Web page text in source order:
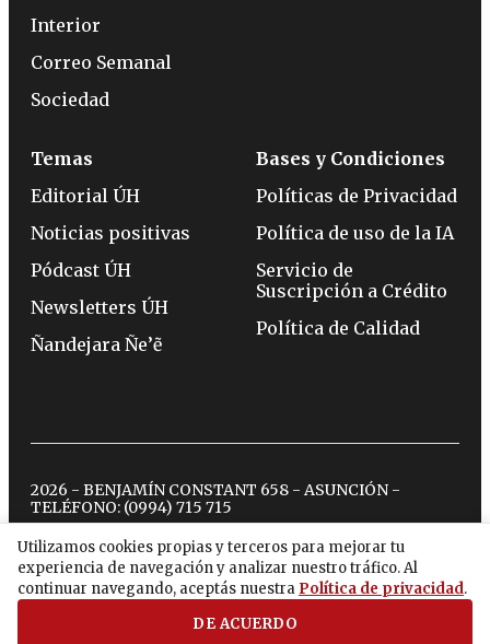
Utilizamos cookies propias y terceros para mejorar tu
experiencia de navegación y analizar nuestro tráfico. Al
continuar navegando, aceptás nuestra Política de privacidad.
DE ACUERDO
Interior
Correo Semanal
Sociedad
Temas
Editorial ÚH
Noticias positivas
Pódcast ÚH
Newsletters ÚH
Ñandejara Ñe’ẽ
Bases y Condiciones
Políticas de Privacidad
Política de uso de la IA
Servicio de
Suscripción a Crédito
Política de Calidad
2026 - BENJAMÍN CONSTANT 658 - ASUNCIÓN -
TELÉFONO: (0994) 715 715
twitterinstagram
facebook
tiktokyoutubespotify